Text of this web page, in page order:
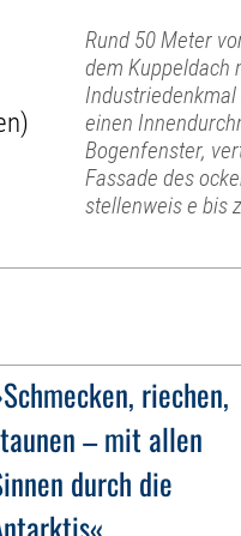
Rund 50 Meter
dem Kuppeldach
einen
Bogenfenster,
Fassade des
stellenweis e bis
riechen,
– mit allen
durch die